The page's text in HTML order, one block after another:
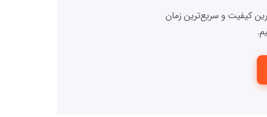
کیفیت و سریع‌ترین زمان